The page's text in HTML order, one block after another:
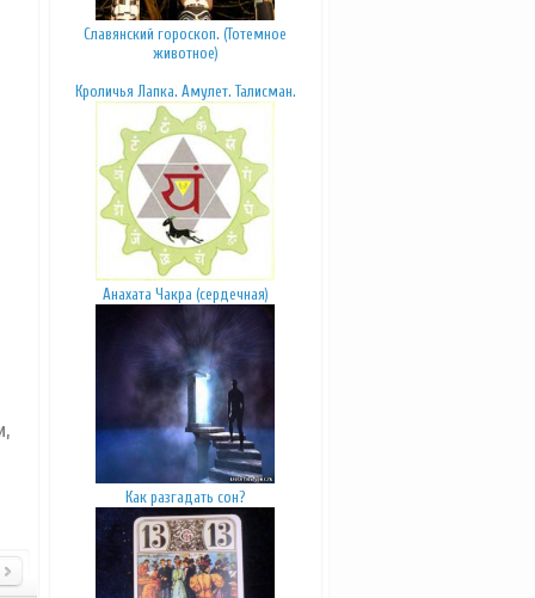
Славянский гороскоп. (Тотемное
животное)
Кроличья Лапка. Амулет. Талисман.
Анахата Чакра (сердечная)
Как разгадать сон?